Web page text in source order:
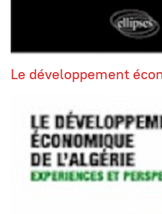
Le développement